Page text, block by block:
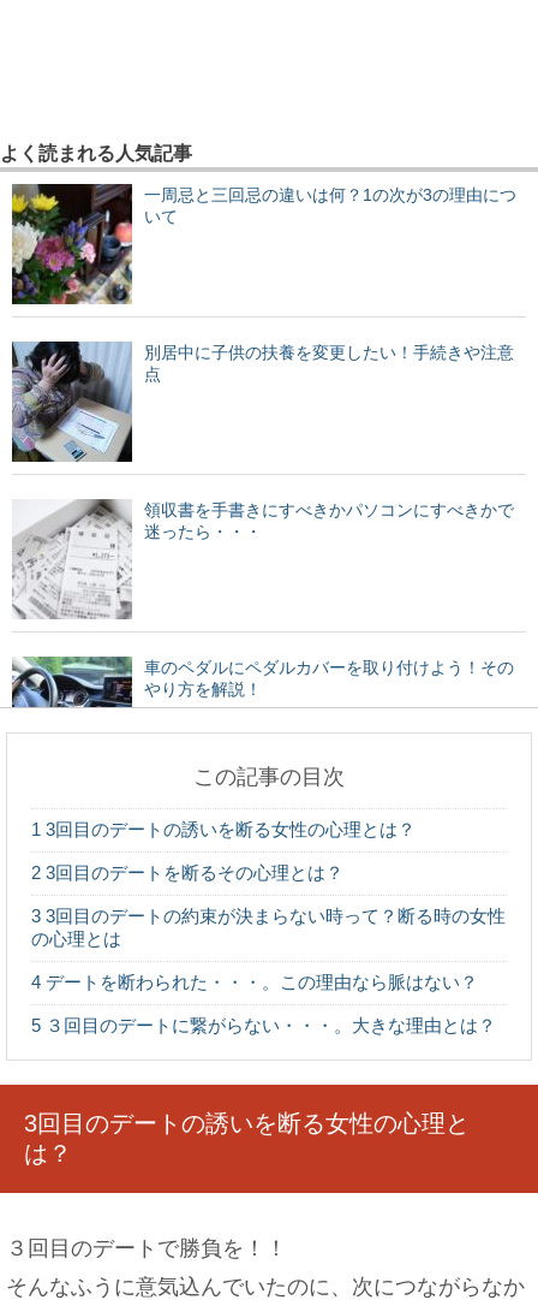
よく読まれる人気記事
一周忌と三回忌の違いは何？1の次が3の理由につ
いて
別居中に子供の扶養を変更したい！手続きや注意
点
領収書を手書きにすべきかパソコンにすべきかで
迷ったら・・・
車のペダルにペダルカバーを取り付けよう！その
やり方を解説！
マニキュアの落とし方！皮膚にはみ出たものはこ
忘年会の会費の集め方は？上司は多め？上手に徴
収する方法
意外と知らない！？みりんと砂糖の違いや使い分
この記事の目次
1 3回目のデートの誘いを断る女性の心理とは？
2 3回目のデートを断るその心理とは？
3 3回目のデートの約束が決まらない時って？断る時の女性
の心理とは
4 デートを断わられた・・・。この理由なら脈はない？
5 ３回目のデートに繋がらない・・・。大きな理由とは？
3回目のデートの誘いを断る女性の心理と
は？
３回目のデートで勝負を！！
そんなふうに意気込んでいたのに、次につながらなか